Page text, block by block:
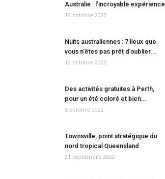
Australie : l’incroyable expérience
19 octobre 2022
Nuits australiennes : 7 lieux que
vous n’êtes pas prêt d’oublier...
12 octobre 2022
Des activités gratuites à Perth,
pour un été coloré et bien...
5 octobre 2022
Townsville, point stratégique du
nord tropical Queensland
21 septembre 2022